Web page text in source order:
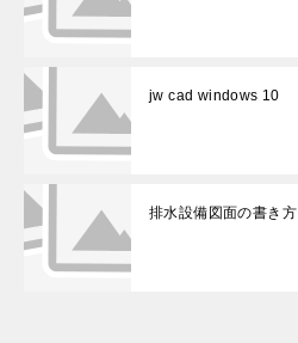
jw cad windows 10
排水設備図面の書き方